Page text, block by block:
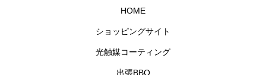
HOME
ショッピングサイト
光触媒コーティング
出張BBQ